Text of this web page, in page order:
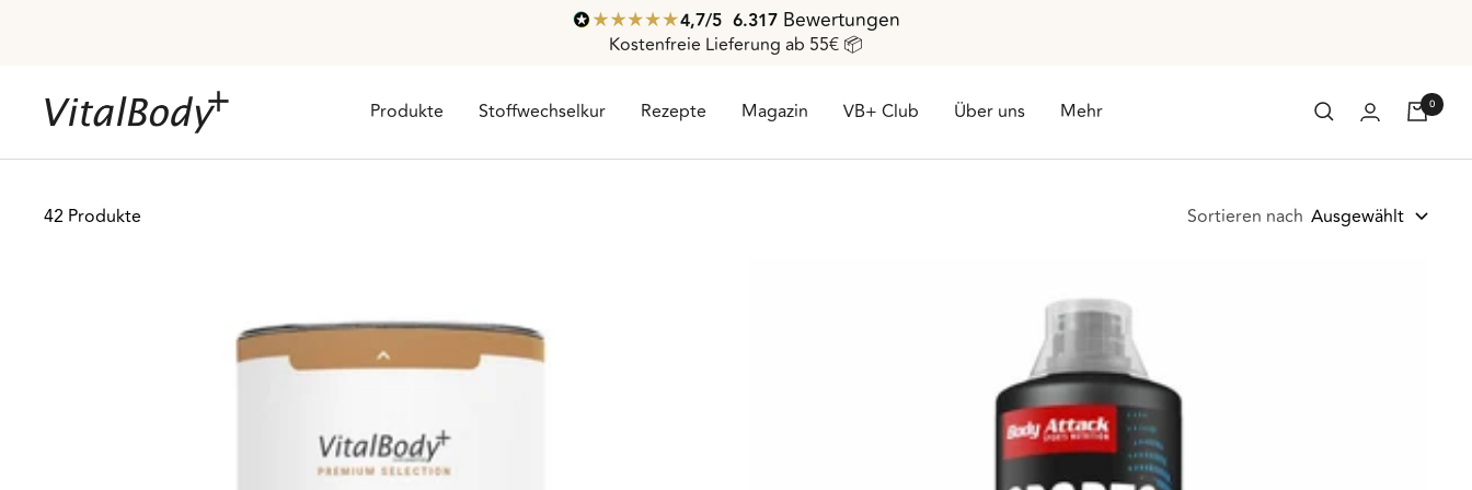
4,7/ 5 6.317 Bewertungen
Kostenfreie Lieferung ab 55€ 📦
Produkte Stoffwechselkur Rezepte Magazin VB+ Club Über uns Mehr
VitalBodyPLUS.de 0
42 Produkte Sortieren nach Ausgewählt